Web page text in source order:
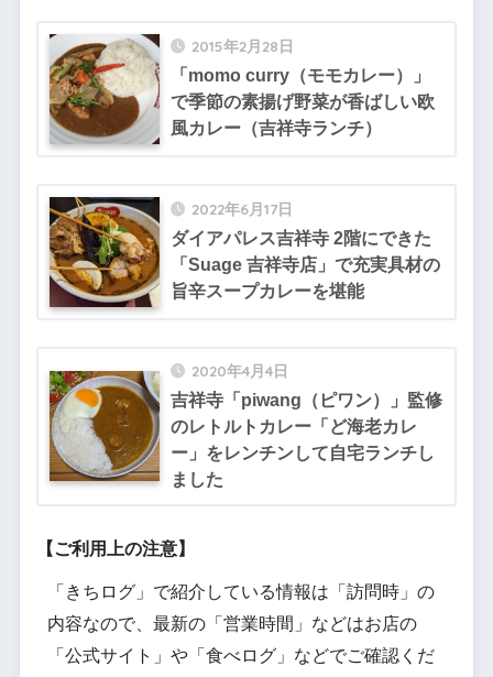
2015年2月28日
「momo curry（モモカレー）」
で季節の素揚げ野菜が香ばしい欧
風カレー（吉祥寺ランチ）
2022年6月17日
ダイアパレス吉祥寺 2階にできた
「Suage 吉祥寺店」で充実具材の
旨辛スープカレーを堪能
2020年4月4日
吉祥寺「piwang（ピワン）」監修
のレトルトカレー「ど海老カレ
ー」をレンチンして自宅ランチし
ました
【ご利用上の注意】
「きちログ」で紹介している情報は「訪問時」の
内容なので、最新の「営業時間」などはお店の
「公式サイト」や「食べログ」などでご確認くだ